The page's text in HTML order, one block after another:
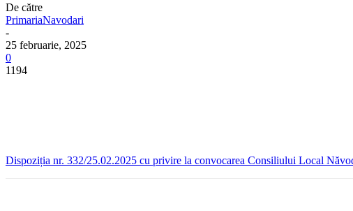
De către
PrimariaNavodari
-
25 februarie, 2025
0
1194
Dispoziția nr. 332/25.02.2025 cu privire la convocarea Consiliului Local